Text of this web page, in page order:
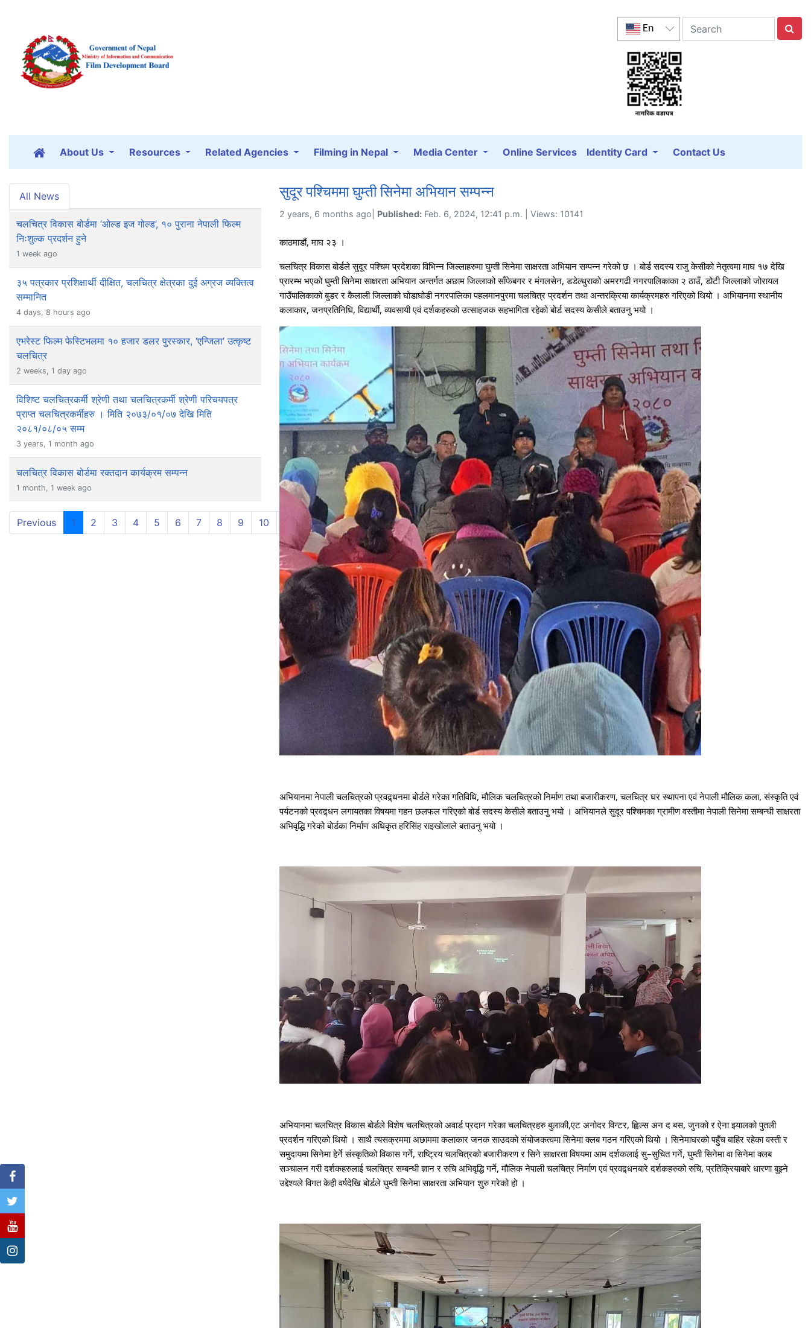
En
About Us Resources Related Agencies Filming in Nepal Media Center Online Services Identity Card Contact Us
All News
चलचित्र विकास बोर्डमा ‘ओल्ड इज गोल्ड’, १० पुराना नेपाली फिल्म
निःशुल्क प्रदर्शन हुने
1 week ago
३५ पत्रकार प्रशिक्षार्थी दीक्षित, चलचित्र क्षेत्रका दुई अग्रज व्यक्तित्व
सम्मानित
4 days, 8 hours ago
एभरेस्ट फिल्म फेस्टिभलमा १० हजार डलर पुरस्कार, ‘एन्जिला’ उत्कृष्ट
चलचित्र
2 weeks, 1 day ago
विशिष्ट चलचित्रकर्मी श्रेणी तथा चलचित्रकर्मी श्रेणी परिचयपत्र
प्राप्त चलचित्रकर्मीहरु । मिति २०७३/०१/०७ देखि मिति
२०८१/०८/०५ सम्म
3 years, 1 month ago
चलचित्र विकास बोर्डमा रक्तदान कार्यक्रम सम्पन्न
1 month, 1 week ago
Previous 1 (current)
2 3 4 5 6 7 8 9 10 12 13 14 15 16 17 18 19 20 21 22 Next
सुदूर पश्चिममा घुम्ती सिनेमा अभियान सम्पन्न
2 years, 6 months ago| Published: Feb. 6, 2024, 12:41 p.m. | Views: 10141
काठमाडौं, माघ २३ ।
चलचित्र विकास बोर्डले सुदूर पश्चिम प्रदेशका विभिन्न जिल्लाहरुमा घुम्ती सिनेमा साक्षरता अभियान सम्पन्न गरेको छ । बोर्ड सदस्य राजु केसीको नेतृत्वमा माघ १७ देखि
प्रारम्भ भएको घुम्ती सिनेमा साक्षरता अभियान अन्तर्गत अछाम जिल्लाको साँफेबगर र मंगलसेन, डडेल्धुराको अमरगढी नगरपालिकाका २ ठाउँ, डोटी जिल्लाको जोरायल
गाउँपालिकाको बुडर र कैलाली जिल्लाको घोडाघोडी नगरपालिका पहलमानपुरमा चलचित्र प्रदर्शन तथा अन्तरक्रिया कार्यक्रमहरु गरिएको थियो । अभियानमा स्थानीय
कलाकार, जनप्रतिनिधि, विद्यार्थी, व्यवसायी एवं दर्शकहरुको उत्साहजक सहभागिता रहेको बोर्ड सदस्य केसीले बताउनु भयो ।
अभियानमा नेपाली चलचित्रको प्रवद्र्धनमा बोर्डले गरेका गतिविधि, मौलिक चलचित्रको निर्माण तथा बजारीकरण, चलचित्रघर स्थापना एवं नेपाली मौलिक कला, संस्कृति एवं
पर्यटनको प्रवद्र्धन लगायतका विषयमा गहन छलफल गरिएको बोर्ड सदस्य केसीले बताउनु भयो । अभियानले सुदूर पश्चिमका ग्रामीण वस्तीमा नेपाली सिनेमा सम्बन्धी साक्षरता
अभिवृद्धि गरेको बोर्डका निर्माण अधिकृत हरिसिंह राइखोलाले बताउनु भयो ।
अभियानमा चलचित्र विकास बोर्डले विशेष चलचित्रको अवार्ड प्रदान गरेका चलचित्रहरु बुलाकी,एट अनोदर विन्टर, ह्विल्स अन द बस, जुनको र ऐना झ्यालको पुतली
प्रदर्शन गरिएको थियो । साथै त्यसक्रममा अछाममा कलाकार जनक साउदको संयोजकत्वमा सिनेमा क्लब गठन गरिएको थियो । सिनेमाघरको पहुँच बाहिर रहेका वस्ती र
समुदायमा सिनेमा हेर्ने संस्कृतिको विकास गर्ने, राष्ट्रिय चलचित्रको बजारीकरण र सिनेसाक्षरता विषयमा आम दर्शकलाई सु–सुचित गर्ने, घुम्ती सिनेमा वा सिनेमा क्लब
सञ्चालन गरी दर्शकहरुलाई चलचित्र सम्बन्धी ज्ञान र रुचि अभिवृद्धि गर्ने, मौलिक नेपाली चलचित्र निर्माण एवं प्रवद्र्धनबारे दर्शकहरुको रुचि, प्रतिक्रियाबारे धारणा बुझ्ने
उद्देश्यले विगत केही वर्षदेखि बोर्डले घुम्ती सिनेमा साक्षरता अभियान शुरु गरेको हो ।